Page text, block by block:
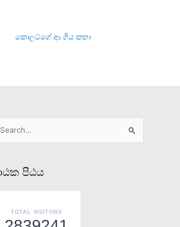
කොලට්ගේ ආ ගිය කතා
පීඨය
TOTAL VISITORS